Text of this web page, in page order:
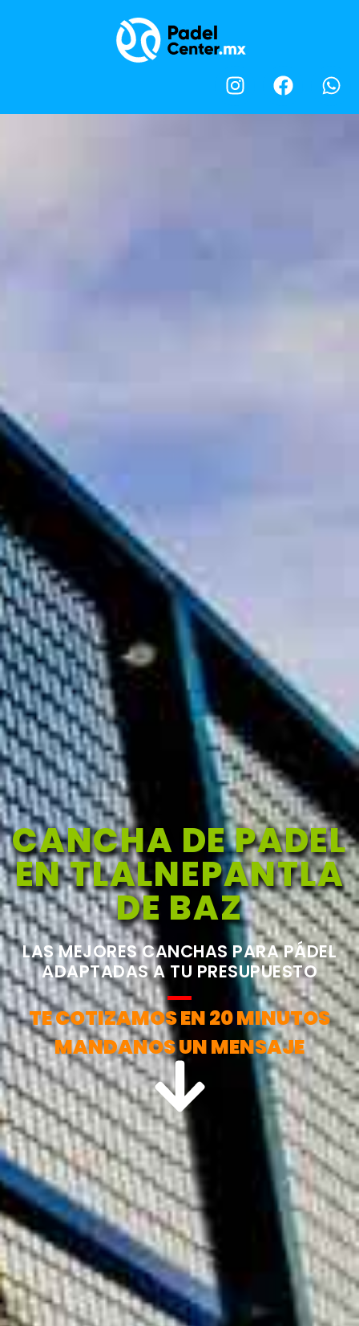
CANCHA DE PADEL
EN TLALNEPANTLA
DE BAZ
LAS MEJORES CANCHAS PARA PÁDEL
ADAPTADAS A TU PRESUPUESTO
TE COTIZAMOS EN 20 MINUTOS
MANDANOS UN MENSAJE